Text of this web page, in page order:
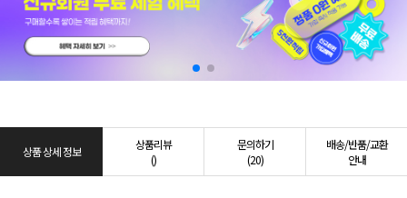
상품 상세 정보
상품리뷰
()
문의하기
(20)
배송/반품/교환
안내